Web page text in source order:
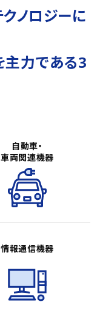
ノロジーに
主力である3
自動車・
車両関連機器
情報通信機器